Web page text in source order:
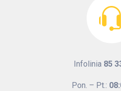
Infolinia 85
Pon. – Pt.: